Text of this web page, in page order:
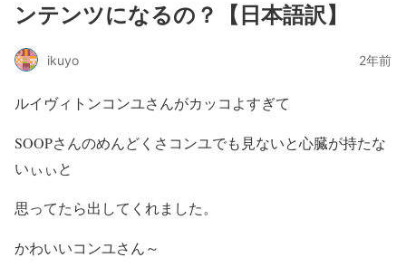
ンテンツになるの？【日本語訳】
ikuyo 2年前
ルイヴィトンコンユさんがカッコよすぎて
SOOPさんのめんどくさコンユでも見ないと心臓が持たな
いぃぃと
思ってたら出してくれました。
かわいいコンユさん～